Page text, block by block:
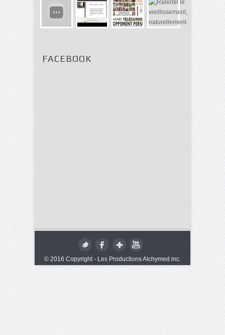
FACEBOOK
© 2016 Copyright - Les Productions Alchymed inc.